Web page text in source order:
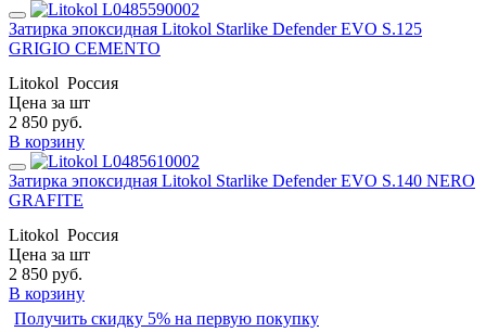
Затирка эпоксидная Litokol Starlike Defender EVO S.125
GRIGIO CEMENTO
Litokol Россия
Цена за шт
2 850 руб.
В корзину
Затирка эпоксидная Litokol Starlike Defender EVO S.140 NERO
GRAFITE
Litokol Россия
Цена за шт
2 850 руб.
В корзину
Получить скидку 5% на первую покупку